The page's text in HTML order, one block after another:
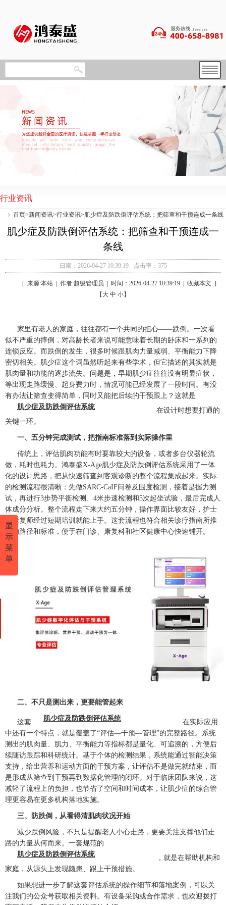
行业资讯
首页>新闻资讯>行业资讯>肌少症及防跌倒评估系统：把筛查和干预连成一条线
肌少症及防跌倒评估系统：把筛查和干预连成一
条线
日期：2026-04-27 10:39:19 点击率：375
[ 来源:本站 | 作者:超级管理员 | 时间：2026-04-27 10:39:19 | 收藏本文 ]
【大 中 小】
家里有老人的家庭，往往都有一个共同的担心——跌倒。一次看
似不严重的摔倒，对高龄长者来说可能意味着长期的卧床和一系列的
连锁反应。而跌倒的发生，很多时候跟肌肉力量减弱、平衡能力下降
密切相关。肌少症这个词虽然听起来有些学术，但它描述的其实就是
肌肉量和功能的逐步流失。问题是，早期肌少症往往没有明显症状，
等出现走路缓慢、起身费力时，情况可能已经发展了一段时间。有没
有办法让筛查变得简单，同时又能把后续的干预跟上？这就是
肌少症及防跌倒评估系统
在设计时想要打通的
关键一环。
一、五分钟完成测试，把指南标准落到实际操作里
传统上，评估肌肉功能有时要靠较大的设备，或者多台仪器轮流
做，耗时也耗力。鸿泰盛X-Age肌少症及防跌倒评估系统采用了一体
化的设计思路，把从快速筛查到客观诊断的整个流程集成起来。实际
的检测流程很清晰：先做SARC-CaIF问卷及围度检测，接着是握力测
试，再进行3步势平衡检测、4米步速检测和5次起坐试验，最后完成人
体成分分析。整个流程走下来大约五分钟，操作界面比较友好，护士
或康复师经过短期培训就能上手。这套流程也符合相关诊疗指南所推
荐的路径和标准，便于在门诊、康复科和社区健康中心快速铺开。
二、不只是测出来，更要能管起来
这套 肌少症及防跌倒评估系统
在实际应用
中还有一个特点，就是覆盖了“评估—干预—管理”的完整路径。系统
测出的肌肉量、肌力、平衡能力等指标都是量化、可追溯的，方便后
续随访跟踪和科研统计。基于个体的检测结果，系统能通过智能决策
支持，给出营养和运动方面的干预方案，让评估不是做完就结束，而
是形成从筛查到干预再到数据化管理的闭环。对于临床团队来说，这
减轻了流程上的负担，也节省了空间和时间成本，让肌少症的综合管
理更容易在更多机构落地实施。
三、防跌倒，从看得清肌肉状况开始
减少跌倒风险，不只是提醒老人小心走路，更要关注支撑他们走
路的力量从何而来。一套规范的
肌少症及防跌倒评估系统
，就是在帮助机构和
家庭，从源头上发现隐患、跟上干预措施。
如果想进一步了解这套评估系统的操作细节和落地案例，可以关
注我们的公众号获取相关资料。有设备采购或合作需求，也欢迎拨打
显
示
菜
单